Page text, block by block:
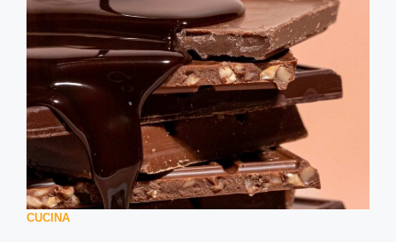
CUCINA